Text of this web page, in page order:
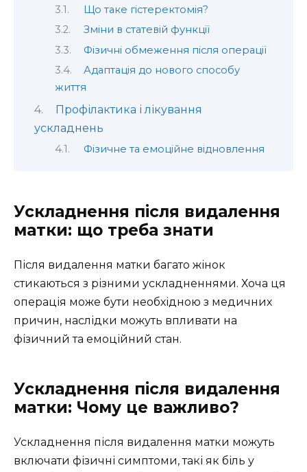
Що таке гістеректомія?
Зміни в статевій функції
Фізичні обмеження після операції
Адаптація до нового способу
життя
Профілактика і лікування
ускладнень
Фізичне та емоційне відновлення
Ускладнення після видалення
матки: що треба знати
Після видалення матки багато жінок
стикаються з різними ускладненнями. Хоча ця
операція може бути необхідною з медичних
причин, наслідки можуть впливати на
фізичний та емоційний стан.
Ускладнення після видалення
матки: Чому це важливо?
Ускладнення після видалення матки можуть
включати фізичні симптоми, такі як біль у